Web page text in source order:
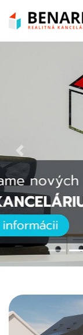
Previous